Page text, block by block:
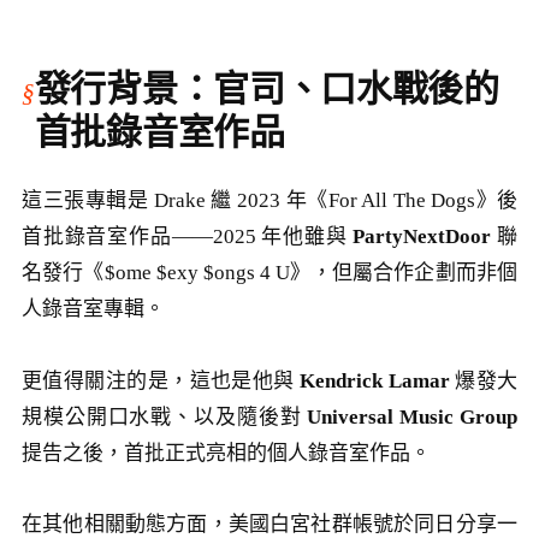
發行背景：官司、口水戰後的
首批錄音室作品
這三張專輯是 Drake 繼 2023 年《For All The Dogs》後
首批錄音室作品——2025 年他雖與PartyNextDoor 聯
名發行《$ome $exy $ongs 4 U》，但屬合作企劃而非個
人錄音室專輯。
更值得關注的是，這也是他與Kendrick Lamar爆發大
規模公開口水戰、以及隨後對Universal Music Group
提告之後，首批正式亮相的個人錄音室作品。
在其他相關動態方面，美國白宮社群帳號於同日分享一